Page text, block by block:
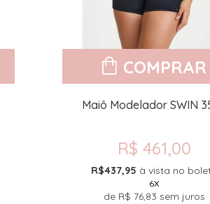
COMPRAR
Maiô Modelador SWIN
R$ 461,00
R$437,95 à vista no
6X
de R$ 76,83 sem juros